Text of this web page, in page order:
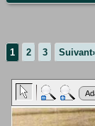
1 2 3